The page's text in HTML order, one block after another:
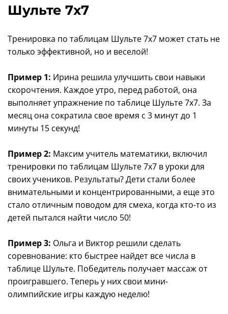
Шульте 7x7
Тренировка по таблицам Шульте 7x7 может стать не
только эффективной, но и веселой!
Пример 1: Ирина решила улучшить свои навыки
скорочтения. Каждое утро, перед работой, она
выполняет упражнение по таблице Шульте 7x7. За
месяц она сократила свое время с 3 минут до 1
минуты 15 секунд!
Пример 2: Максим учитель математики, включил
тренировки по таблицам Шульте 7x7 в уроки для
своих учеников. Результаты? Дети стали более
внимательными и концентрированными, а еще это
стало отличным поводом для смеха, когда кто-то из
детей пытался найти число 50!
Пример 3: Ольга и Виктор решили сделать
соревнование: кто быстрее найдет все числа в
таблице Шульте. Победитель получает массаж от
проигравшего. Теперь у них свои мини-
олимпийские игры каждую неделю!